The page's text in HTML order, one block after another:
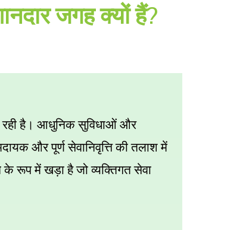
जगह क्यों हैं?
रही है। आधुनिक सुविधाओं और
और पूर्ण सेवानिवृत्ति की तलाश में
रूप में खड़ा है जो व्यक्तिगत सेवा